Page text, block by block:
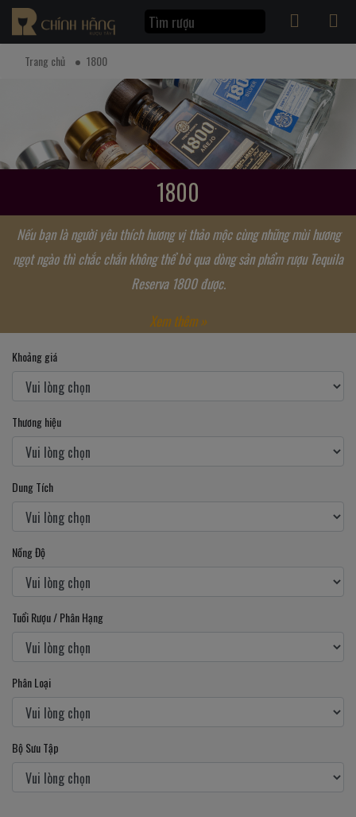
Trang chủ 1800
1800
Nếu bạn là người yêu thích hương vị thảo mộc cùng những mùi hương
ngọt ngào thì chắc chắn không thể bỏ qua dòng sản phẩm rượu Tequila
Reserva 1800 được.
Xem thêm »
Khoảng giá
Thương hiệu
Dung Tích
Nồng Độ
Tuổi Rượu / Phân Hạng
Phân Loại
Bộ Sưu Tập